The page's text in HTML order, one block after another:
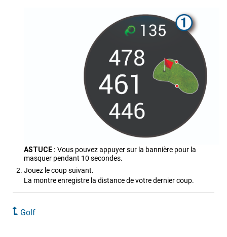
ASTUCE : Vous pouvez appuyer sur la bannière pour la
masquer pendant 10 secondes.
Jouez le coup suivant.
La montre enregistre la distance de votre dernier coup.
Golf